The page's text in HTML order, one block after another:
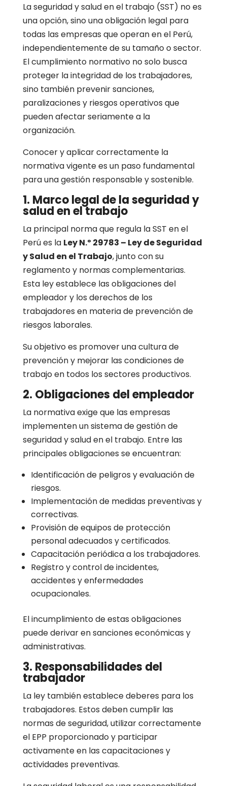
La seguridad y salud en el trabajo (SST) no es
una opción, sino una obligación legal para
todas las empresas que operan en el Perú,
independientemente de su tamaño o sector.
El cumplimiento normativo no solo busca
proteger la integridad de los trabajadores,
sino también prevenir sanciones,
paralizaciones y riesgos operativos que
pueden afectar seriamente a la
organización.
Conocer y aplicar correctamente la
normativa vigente es un paso fundamental
para una gestión responsable y sostenible.
1. Marco legal de la seguridad y
salud en el trabajo
La principal norma que regula la SST en el
Perú es la Ley N.º 29783 – Ley de Seguridad
y Salud en el Trabajo, junto con su
reglamento y normas complementarias.
Esta ley establece las obligaciones del
empleador y los derechos de los
trabajadores en materia de prevención de
riesgos laborales.
Su objetivo es promover una cultura de
prevención y mejorar las condiciones de
trabajo en todos los sectores productivos.
2. Obligaciones del empleador
La normativa exige que las empresas
implementen un sistema de gestión de
seguridad y salud en el trabajo. Entre las
principales obligaciones se encuentran:
Identificación de peligros y evaluación de
riesgos.
Implementación de medidas preventivas y
correctivas.
Provisión de equipos de protección
personal adecuados y certificados.
Capacitación periódica a los trabajadores.
Registro y control de incidentes,
accidentes y enfermedades
ocupacionales.
El incumplimiento de estas obligaciones
puede derivar en sanciones económicas y
administrativas.
3. Responsabilidades del
trabajador
La ley también establece deberes para los
trabajadores. Estos deben cumplir las
normas de seguridad, utilizar correctamente
el EPP proporcionado y participar
activamente en las capacitaciones y
actividades preventivas.